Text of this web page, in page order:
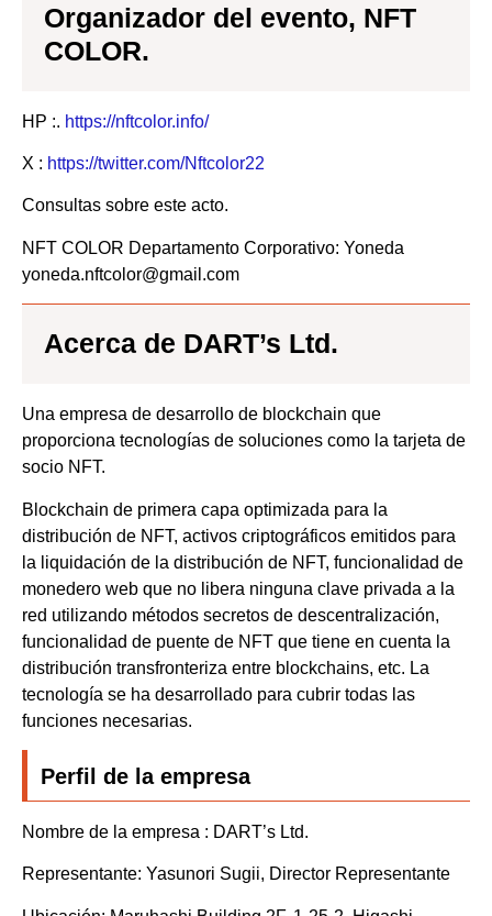
Organizador del evento, NFT
COLOR.
HP :. https://nftcolor.info/
X : https://twitter.com/Nftcolor22
Consultas sobre este acto.
NFT COLOR Departamento Corporativo: Yoneda
yoneda.nftcolor@gmail.com
Acerca de DART’s Ltd.
Una empresa de desarrollo de blockchain que
proporciona tecnologías de soluciones como la tarjeta de
socio NFT.
Blockchain de primera capa optimizada para la
distribución de NFT, activos criptográficos emitidos para
la liquidación de la distribución de NFT, funcionalidad de
monedero web que no libera ninguna clave privada a la
red utilizando métodos secretos de descentralización,
funcionalidad de puente de NFT que tiene en cuenta la
distribución transfronteriza entre blockchains, etc. La
tecnología se ha desarrollado para cubrir todas las
funciones necesarias.
Perfil de la empresa
Nombre de la empresa : DART’s Ltd.
Representante: Yasunori Sugii, Director Representante